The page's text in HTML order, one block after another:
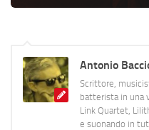
Antonio
Scrittore,
batterista in una
Link Quartet,
e suonando in